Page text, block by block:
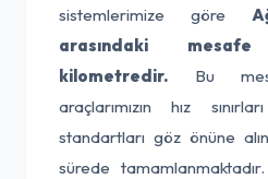
sistemlerimize göre
arasındaki
kilometredir. Bu
araçlarımızın hız
standartları göz önüne
sürede